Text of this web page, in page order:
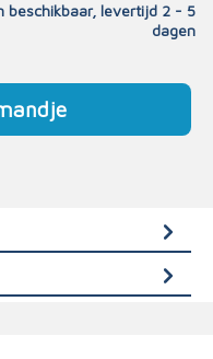
beschikbaar, levertijd 2 - 5
dagen